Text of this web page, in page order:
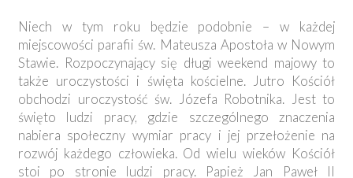
Niech w tym roku będzie podobnie – w każdej
miejscowości parafii św. Mateusza Apostoła w Nowym
Stawie. Rozpoczynający się długi weekend majowy to
także uroczystości i święta kościelne. Jutro Kościół
obchodzi uroczystość św. Józefa Robotnika. Jest to
święto ludzi pracy, gdzie szczególnego znaczenia
nabiera społeczny wymiar pracy i jej przełożenie na
rozwój każdego człowieka. Od wielu wieków Kościół
stoi po stronie ludzi pracy. Papież Jan Paweł II